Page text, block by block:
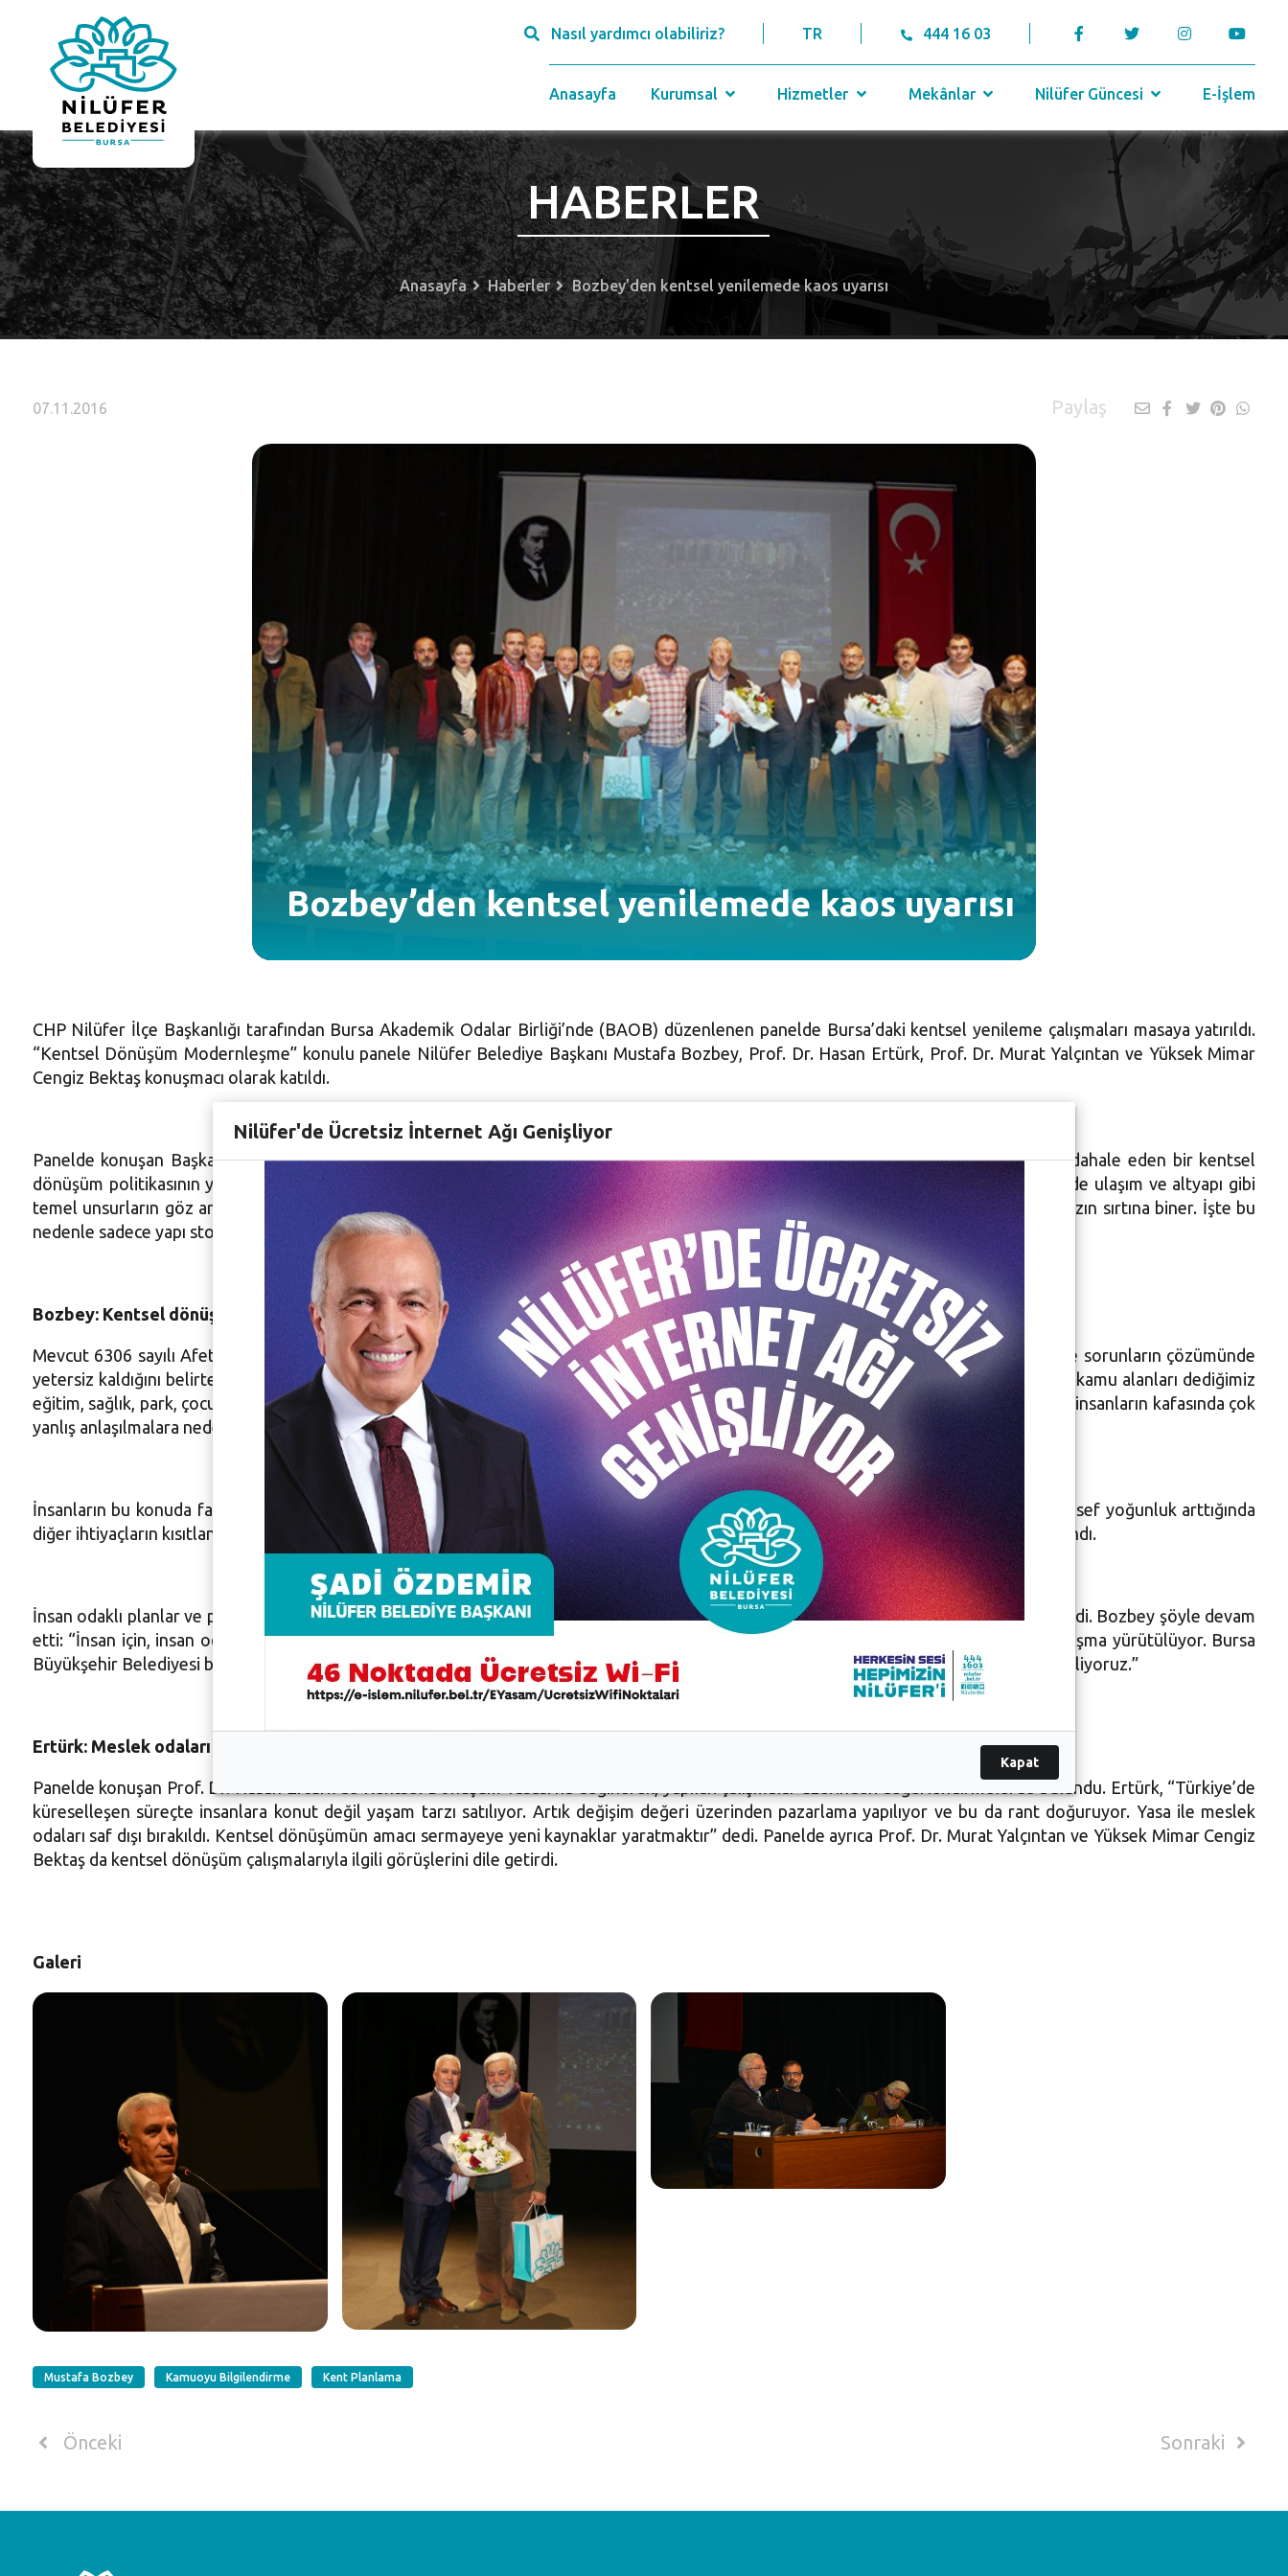
Nasıl yardımcı olabiliriz? TR 444 16 03
Anasayfa Kurumsal Hizmetler Mekânlar Nilüfer Güncesi E-İşlem
HABERLER
Anasayfa Haberler Bozbey’den kentsel yenilemede kaos uyarısı
07.11.2016 Paylaş
Bozbey’den kentsel yenilemede kaos uyarısı
CHP Nilüfer İlçe Başkanlığı tarafından Bursa Akademik Odalar Birliği’nde (BAOB) düzenlenen panelde Bursa’daki kentsel yenileme çalışmaları masaya yatırıldı.
“Kentsel Dönüşüm Modernleşme” konulu panele Nilüfer Belediye Başkanı Mustafa Bozbey, Prof. Dr. Hasan Ertürk, Prof. Dr. Murat Yalçıntan ve Yüksek Mimar
Cengiz Bektaş konuşmacı olarak katıldı.
Panelde konuşan Başkan Bozbey, yapılan çalışmalarla kentin yaşanmaz hale getirileceği uyarısında bulundu. Sadece yapı stokuna müdahale eden bir kentsel
dönüşüm politikasının yapı sayısının artmasına neden olacağını ve bunun da rant anlamına geldiğini belirten Bozbey, “Bunun da ötesinde ulaşım ve altyapı gibi
temel unsurların göz ardı edilmesi kenti tamamen bir kaos ortamına sürükler. Tüm bunlar birer maliyettir ve bu maliyetler yurttaşlarımızın sırtına biner. İşte bu
nedenle sadece yapı stokunun artırılmasına yönelik müdahaleler yerine bütüncül çalışmalar yapılmalıdır” dedi.
Bozbey: Kentsel dönüşümde yanlış algı yaratıldı
Mevcut 6306 sayılı Afet Riski Altındaki Alanların Dönüştürülmesi Hakkındaki Kanun ve uygulama yönetmeliklerinin, eksiklikler nedeniyle sorunların çözümünde
yetersiz kaldığını belirten Bozbey şöyle devam etti: “ Yaşadığımız alan sadece dört duvar arasındaki dairelerimiz değildir. Aynı zamanda kamu alanları dediğimiz
eğitim, sağlık, park, çocuk bahçesi, spor ve kültür hizmet alanları gibi alanlar da yaşamımızı sürdürdüğümüz yerlerdir. Maalesef ülkemizde insanların kafasında çok
yanlış anlaşılmalara neden olacak bir kentsel dönüşüm algısı yaratıldı” dedi.
İnsanların bu konuda farklı algı içerisinde olduğunu, kata kat, daireye daire isteyerek hareket ettiğini belirten Bozbey, “İnsanımız maalesef yoğunluk arttığında
diğer ihtiyaçların kısıtlanacağını düşünmemekte. Park, eğitim, sağlık gibi kamusal alanlara her zamankinden fazla ihtiyaç var” ifadesini kullandı.
İnsan odaklı planlar ve projeler üretmeye çalıştıklarını söyleyen Başkan Bozbey, marka kentler, çılgın projeler peşinde olmadıklarını söyledi. Bozbey şöyle devam
etti: “İnsan için, insan odaklı projeler üretmekteyiz. Örneğin Ataevler’de biz genel anlamda plan yapalım istedik. Şuanda parsel bazlı çalışma yürütülüyor. Bursa
Büyükşehir Belediyesi bu talebimize bakmadı bile. Müteahhitle vatandaşı karşı karşıya getiriyor. Biz uzlaşı kültürüyle çevreci yaklaşım sergiliyoruz.”
Ertürk: Meslek odaları saf dışı bırakıldı
Panelde konuşan Prof. Dr. Hasan Ertürk de Kentsel Dönüşüm Yasası’na değinerek, yapılan çalışmalar üzerinden değerlendirmelerde bulundu. Ertürk, “Türkiye’de
küreselleşen süreçte insanlara konut değil yaşam tarzı satılıyor. Artık değişim değeri üzerinden pazarlama yapılıyor ve bu da rant doğuruyor. Yasa ile meslek
odaları saf dışı bırakıldı. Kentsel dönüşümün amacı sermayeye yeni kaynaklar yaratmaktır” dedi. Panelde ayrıca Prof. Dr. Murat Yalçıntan ve Yüksek Mimar Cengiz
Bektaş da kentsel dönüşüm çalışmalarıyla ilgili görüşlerini dile getirdi.
Galeri
Mustafa Bozbey Kamuoyu Bilgilendirme Kent Planlama
Önceki Sonraki
Nilüfer'de Ücretsiz İnternet Ağı Genişliyor
Kapat